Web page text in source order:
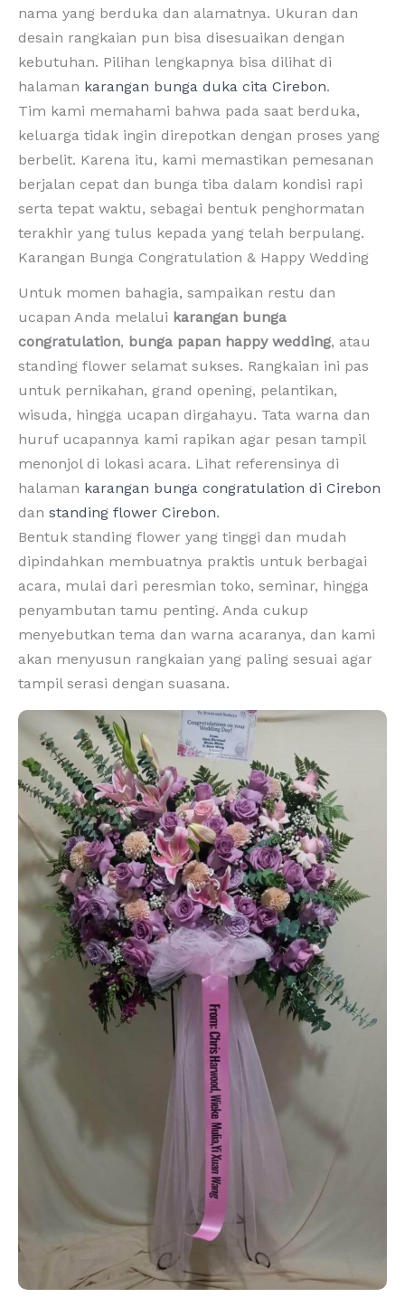
nama yang berduka dan alamatnya. Ukuran dan
desain rangkaian pun bisa disesuaikan dengan
kebutuhan. Pilihan lengkapnya bisa dilihat di
halaman karangan bunga duka cita Cirebon.
Tim kami memahami bahwa pada saat berduka,
keluarga tidak ingin direpotkan dengan proses yang
berbelit. Karena itu, kami memastikan pemesanan
berjalan cepat dan bunga tiba dalam kondisi rapi
serta tepat waktu, sebagai bentuk penghormatan
terakhir yang tulus kepada yang telah berpulang.
Karangan Bunga Congratulation & Happy Wedding
Untuk momen bahagia, sampaikan restu dan
ucapan Anda melalui karangan bunga
congratulation, bunga papan happy wedding, atau
standing flower selamat sukses. Rangkaian ini pas
untuk pernikahan, grand opening, pelantikan,
wisuda, hingga ucapan dirgahayu. Tata warna dan
huruf ucapannya kami rapikan agar pesan tampil
menonjol di lokasi acara. Lihat referensinya di
halaman karangan bunga congratulation di Cirebon
dan standing flower Cirebon.
Bentuk standing flower yang tinggi dan mudah
dipindahkan membuatnya praktis untuk berbagai
acara, mulai dari peresmian toko, seminar, hingga
penyambutan tamu penting. Anda cukup
menyebutkan tema dan warna acaranya, dan kami
akan menyusun rangkaian yang paling sesuai agar
tampil serasi dengan suasana.